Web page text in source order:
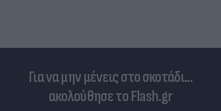
Για να μην μένεις στο σκοτάδι...
ακολούθησε το Flash.gr